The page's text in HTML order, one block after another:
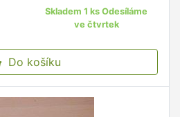
Skladem 1 ks Odesíláme
ve čtvrtek
Do košíku